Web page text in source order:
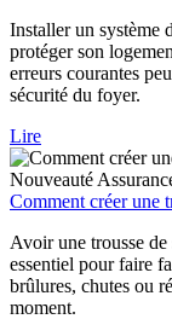
Installer un système
protéger son
erreurs courantes
sécurité du foyer.
Lire
Nouveauté
Comment créer une
Avoir une trousse de
essentiel pour faire
brûlures, chutes ou
moment.